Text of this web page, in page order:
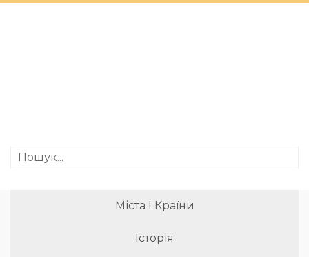
Міста І Країни
Історія